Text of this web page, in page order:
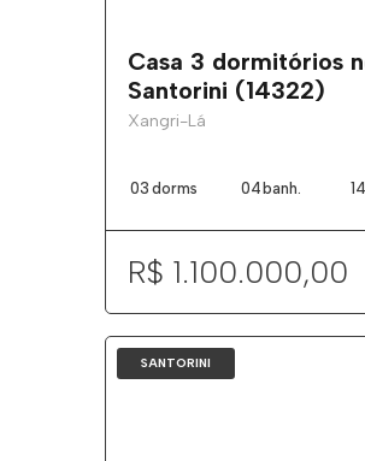
Casa 3 dormitórios
Santorini (14322)
Xangri-Lá
03 dorms 04 banh.
R$ 1.100.000,00
SANTORINI